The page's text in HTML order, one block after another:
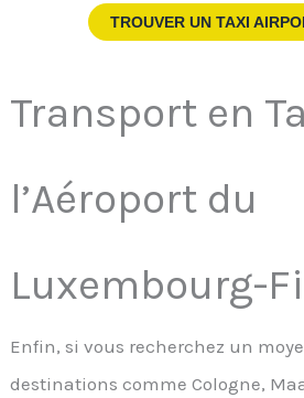
TROUVER UN TAXI
Transport en
l’Aéroport du
Luxembourg-
Enfin, si vous recherchez un
destinations comme Cologne,